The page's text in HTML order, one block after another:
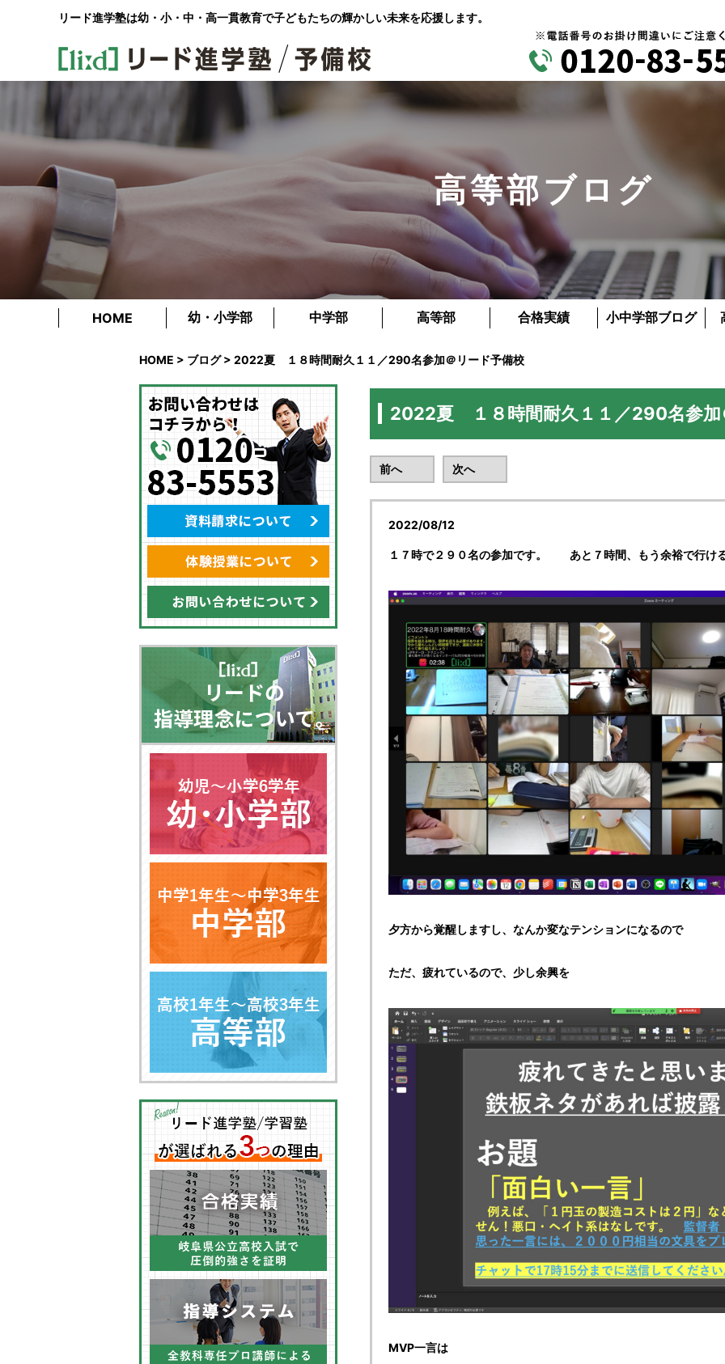
リード進学塾は幼・小・中・高一貫教育で子どもたちの輝かしい未来を応援します。
高等部ブログ
HOME 幼・小学部 中学部 高等部 合格実績 小中学部ブログ
HOME > ブログ> 2022夏 １８時間耐久１１／290名参加＠リード予備校
2022夏 １８時間耐久１１／290名参加
前へ 次へ
2022/08/12
１７時で２９０名の参加です。 あと７時間、もう余裕で行け
夕方から覚醒しますし、なんか変なテンションになるので
ただ、疲れているので、少し余興を
MVP一言は